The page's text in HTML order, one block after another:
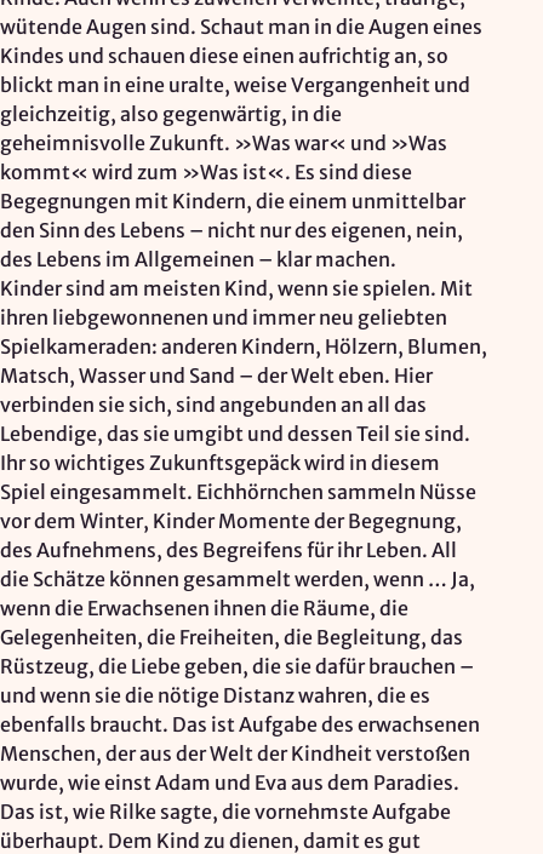
wütende Augen sind. Schaut man in die Augen eines
Kindes und schauen diese einen aufrichtig an, so
blickt man in eine uralte, weise Vergangenheit und
gleichzeitig, also gegenwärtig, in die
geheimnisvolle Zukunft. »Was war« und »Was
kommt« wird zum »Was ist«. Es sind diese
Begegnungen mit Kindern, die einem unmittelbar
den Sinn des Lebens – nicht nur des eigenen, nein,
des Lebens im Allgemeinen – klar machen.
Kinder sind am meisten Kind, wenn sie spielen. Mit
ihren liebgewonnenen und immer neu geliebten
Spielkameraden: anderen Kindern, Hölzern, Blumen,
Matsch, Wasser und Sand – der Welt eben. Hier
verbinden sie sich, sind angebunden an all das
Lebendige, das sie umgibt und dessen Teil sie sind.
Ihr so wichtiges Zukunftsgepäck wird in diesem
Spiel eingesammelt. Eichhörnchen sammeln Nüsse
vor dem Winter, Kinder Momente der Begegnung,
des Aufnehmens, des Begreifens für ihr Leben. All
die Schätze können gesammelt werden, wenn … Ja,
wenn die Erwachsenen ihnen die Räume, die
Gelegenheiten, die Freiheiten, die Begleitung, das
Rüstzeug, die Liebe geben, die sie dafür brauchen –
und wenn sie die nötige Distanz wahren, die es
ebenfalls braucht. Das ist Aufgabe des erwachsenen
Menschen, der aus der Welt der Kindheit verstoßen
wurde, wie einst Adam und Eva aus dem Paradies.
Das ist, wie Rilke sagte, die vornehmste Aufgabe
überhaupt. Dem Kind zu dienen, damit es gut
Anbieter:
Google Ireland Ltd.
Zweck:
Adresssuche, Geokoordinaten
Rechtsgrundlage: Art. 6 Abs. 1 lit. f DSGVO
Drittlandübermittlung: möglich
OPTIONAL
Optionale Cookies(z. B. für Karten von Mapbox,
Videos von Vimeo oder optionale zusätzliche
Cookies für die Messung von wiederkehrenden
Nutzenden von Matomo) werdennur nach Ihrer
Einwilligunggeladen.
Mapbox
Anbieter:
Mapbox Inc., US
Zweck:
Kartendarstellung
Rechtsgrundlage: Art. 6 Abs. 1 lit. a DSGVO
Vimeo
Anbieter:
Vimeo Inc., USA